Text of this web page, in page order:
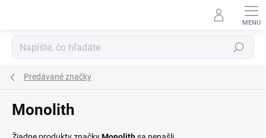
Hľadať
Predávané značky
Monolith